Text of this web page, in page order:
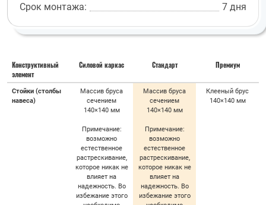
Срок монтажа:
7 дня
Конструктивный
элемент
Силовой каркас Стандарт Премиум
Стойки (столбы
навеса)
Массив бруса
сечением
140×140 мм
Примечание:
возможно
естественное
растрескивание,
которое никак не
влияет на
надежность. Во
избежание этого
Массив бруса
сечением
140×140 мм
Примечание:
возможно
естественное
растрескивание,
которое никак не
влияет на
надежность. Во
избежание этого
Клееный брус
140×140 мм